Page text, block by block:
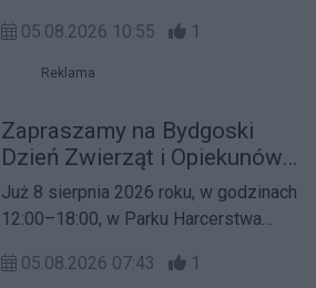
koronowskich policjantów, którzy
zaopiekowali się czworonogiem. Na
porzucony, lecz wykorzystał chwilę
nieuwagi właścicieli.
05.08.2026 10:55 1
Reklama
Zapraszamy na Bydgoski
Dzień Zwierząt i Opiekunów.
Edukacja, pomoc i wspólna
zabawa w Parku Harcerstwa
Już 8 sierpnia 2026 roku, w godzinach
12:00–18:00, w Parku Harcerstwa
odbędzie się Bydgoski Dzień
05.08.2026 07:43 1